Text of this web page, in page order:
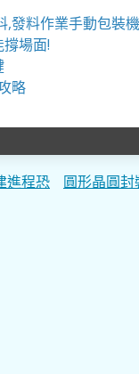
,發料作業手動包裝機
場面!
略
進程恐
圓形晶圓